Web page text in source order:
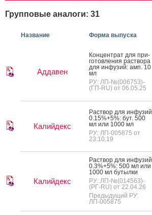
Групповые аналоги: 31
Название Форма выпуска
Аддавен
Кон­цен­трат для при­
готов­ле­ния рас­тво­ра
для ин­фу­зий: амп. 10
мл
РУ: ЛП-№(006753)-
(ГП-RU) от 06.05.25
Калийдекс
Рас­твор для ин­фу­зий
0.15%+5%: бут. 500
мл или 1000 мл
РУ: ЛП-005875 от
23.10.19
Калийдекс
Рас­твор для ин­фу­зий
0.3%+5%: 500 мл или
1000 мл бу­тыл­ки
РУ: ЛП-№(014563)-
(РГ-RU) от 22.04.26
Предыдущий РУ:
ЛП-005875